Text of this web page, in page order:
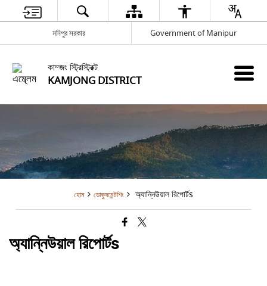
মনিপুর সরকার Government of Manipur
কাম্জং স্ট্রিস্ট্রিক্ট
KAMJONG DISTRICT
হোম ডোক্যুমেন্টশিং অ্যান্নিউয়াল রিপোর্টs
অ্যান্নিউয়াল রিপোর্টs